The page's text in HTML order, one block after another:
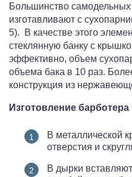
Большинство
изготавливают с
5). В качестве этого
стеклянную банку с
эффективно, объем
объема бака в 10 раз.
конструкция из
Изготовление
В металлической
отверстия и
В дырки